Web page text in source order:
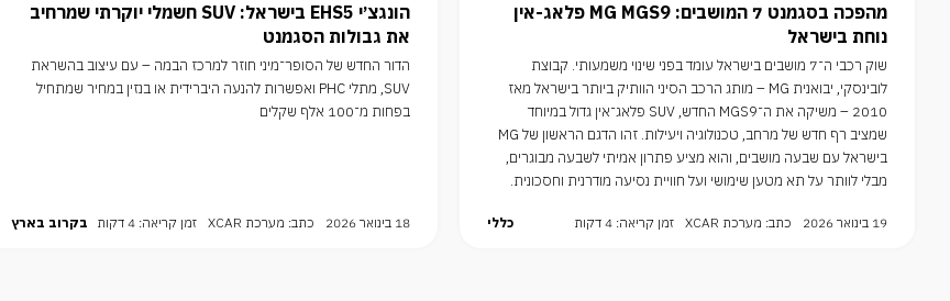
מהפכה בסגמנט 7 המושבים: MG MGS9 פלאג-אין
נוחת בישראל
שוק רכבי ה־7 מושבים בישראל עומד בפני שינוי משמעותי. קבוצת
לובינסקי, יבואנית MG – מותג הרכב הסיני הוותיק ביותר בישראל מאז
2010 – משיקה את ה־MGS9 החדש, SUV פלאג־אין גדול במיוחד
שמציב רף חדש של מרחב, טכנולוגיה ויעילות. זהו הדגם הראשון של MG
בישראל עם שבעה מושבים, והוא מציע פתרון אמיתי לשבעה מבוגרים,
מבלי לוותר על תא מטען שימושי ועל חוויית נסיעה מודרנית וחסכונית.
19 בינואר 2026 כתב: מערכת XCAR זמן קריאה: 4 דקות כללי
הונגצ׳י EHS5 בישראל: SUV חשמלי יוקרתי שמרחיב
את גבולות הסגמנט
הדור החדש של הסופר־מיני חוזר למרכז הבמה – עם עיצוב בהשראת
SUV, מתלי PHC ואפשרות להנעה היברידית או בנזין במחיר שמתחיל
בפחות מ־100 אלף שקלים
18 בינואר 2026 כתב: מערכת XCAR זמן קריאה: 4 דקות בקרוב בארץ